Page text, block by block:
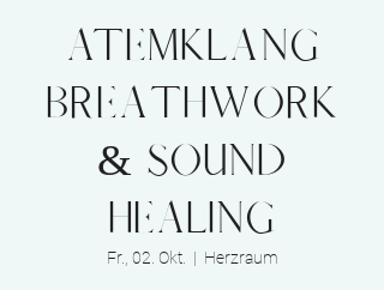
ATEMKLANG
breathwork
& sound
healing
Fr., 02. Okt.
  |
Herzraum